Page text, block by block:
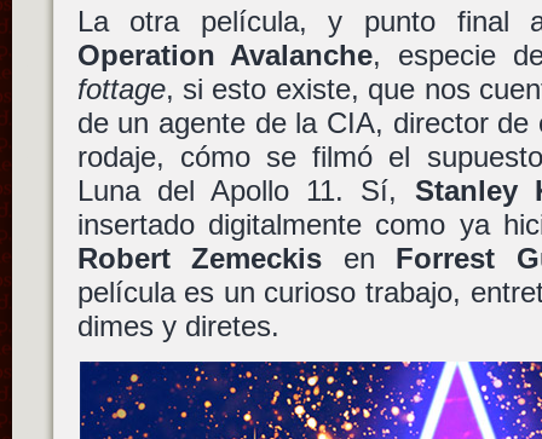
La otra película, y punto final
Operation Avalanche, especie
fottage, si esto existe, que nos
de un agente de la CIA, director
rodaje, cómo se filmó el
Luna del Apollo 11. Sí, Stanley
insertado digitalmente como ya
Robert Zemeckis en Forrest
película es un curioso trabajo,
dimes y diretes.